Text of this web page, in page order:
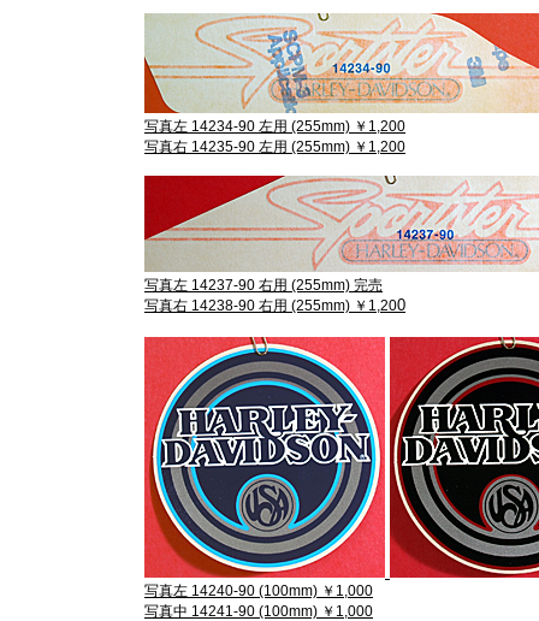
写真左 14234-90 左用 (255mm) ￥1,200
写真右 14235-90 左用 (255mm) ￥1,200
写真左 14237-90 右用 (255mm) 完売
写真右 14238-90 右用 (255mm) ￥1,200
写真左 14240-90 (100mm) ￥1,000
写真中 14241-90 (100mm) ￥1,000